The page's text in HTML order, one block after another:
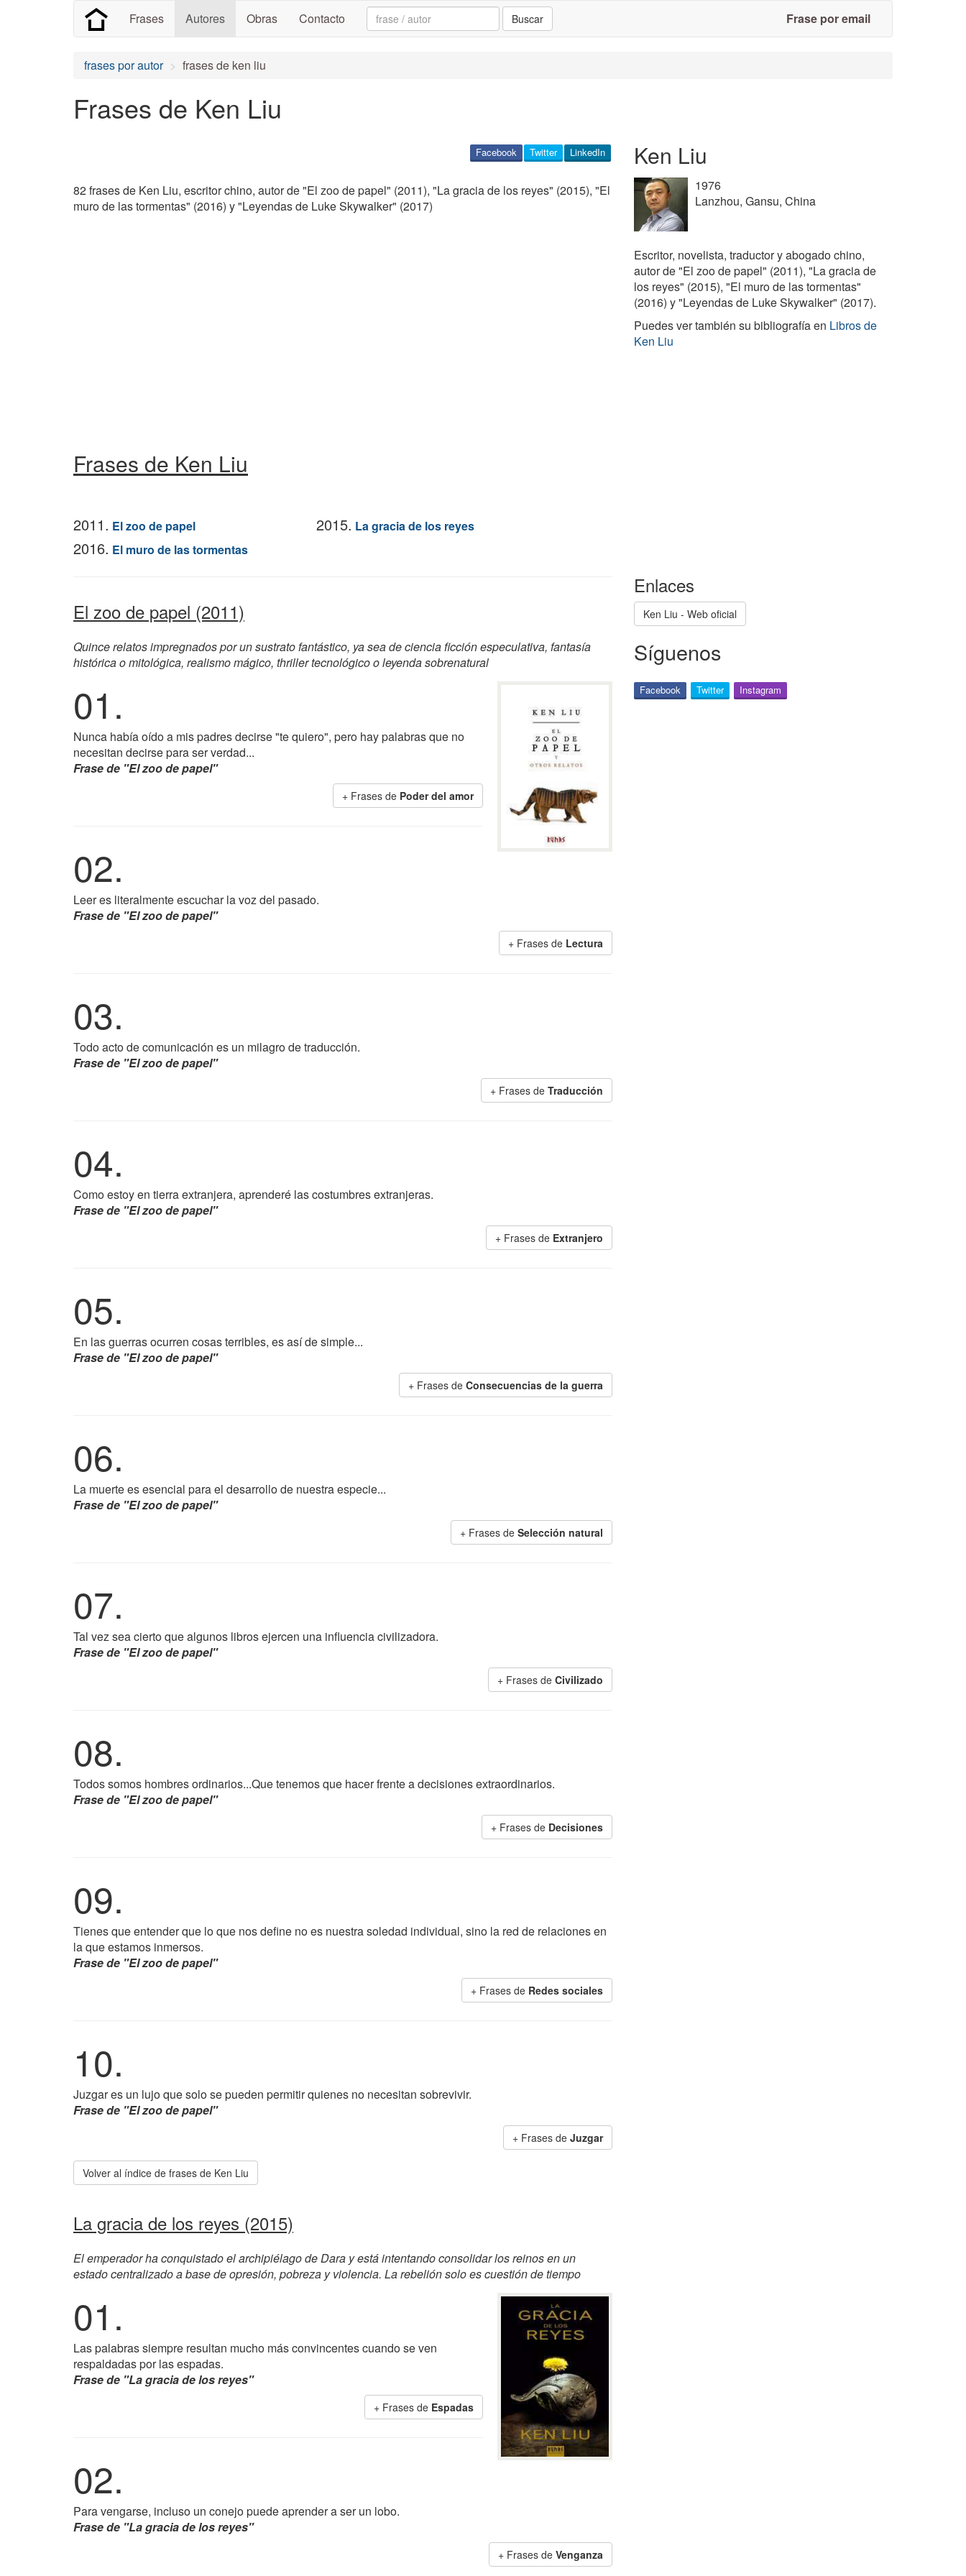
Frases Autores Obras Contacto Search: Buscar Frase por email
frases por autor frases de ken liu
Frases de Ken Liu
LinkedIn
Twitter
Facebook
82 frases de Ken Liu, escritor chino, autor de "El zoo de papel" (2011), "La gracia de los reyes" (2015), "El
muro de las tormentas" (2016) y "Leyendas de Luke Skywalker" (2017)
Frases de Ken Liu
2011. El zoo de papel 2015. La gracia de los reyes
2016. El muro de las tormentas
El zoo de papel (2011)
Quince relatos impregnados por un sustrato fantástico, ya sea de ciencia ficción especulativa, fantasía
histórica o mitológica, realismo mágico, thriller tecnológico o leyenda sobrenatural
01.
Nunca había oído a mis padres decirse "te quiero", pero hay palabras que no
necesitan decirse para ser verdad...
Frase de "El zoo de papel"
+ Frases de Poder del amor
02.
Leer es literalmente escuchar la voz del pasado.
Frase de "El zoo de papel"
+ Frases de Lectura
03.
Todo acto de comunicación es un milagro de traducción.
Frase de "El zoo de papel"
+ Frases de Traducción
04.
Como estoy en tierra extranjera, aprenderé las costumbres extranjeras.
Frase de "El zoo de papel"
+ Frases de Extranjero
05.
En las guerras ocurren cosas terribles, es así de simple...
Frase de "El zoo de papel"
+ Frases de Consecuencias de la guerra
06.
La muerte es esencial para el desarrollo de nuestra especie...
Frase de "El zoo de papel"
+ Frases de Selección natural
07.
Tal vez sea cierto que algunos libros ejercen una influencia civilizadora.
Frase de "El zoo de papel"
+ Frases de Civilizado
08.
Todos somos hombres ordinarios...Que tenemos que hacer frente a decisiones extraordinarios.
Frase de "El zoo de papel"
+ Frases de Decisiones
09.
Tienes que entender que lo que nos define no es nuestra soledad individual, sino la red de relaciones en
la que estamos inmersos.
Frase de "El zoo de papel"
+ Frases de Redes sociales
10.
Juzgar es un lujo que solo se pueden permitir quienes no necesitan sobrevivir.
Frase de "El zoo de papel"
+ Frases de Juzgar
Volver al índice de frases de Ken Liu
La gracia de los reyes (2015)
El emperador ha conquistado el archipiélago de Dara y está intentando consolidar los reinos en un
estado centralizado a base de opresión, pobreza y violencia. La rebelión solo es cuestión de tiempo
01.
Las palabras siempre resultan mucho más convincentes cuando se ven
respaldadas por las espadas.
Frase de "La gracia de los reyes"
+ Frases de Espadas
02.
Para vengarse, incluso un conejo puede aprender a ser un lobo.
Frase de "La gracia de los reyes"
+ Frases de Venganza
Ken Liu
1976
Lanzhou, Gansu, China
Escritor, novelista, traductor y abogado chino,
autor de "El zoo de papel" (2011), "La gracia de
los reyes" (2015), "El muro de las tormentas"
(2016) y "Leyendas de Luke Skywalker" (2017).
Puedes ver también su bibliografía en Libros de
Ken Liu
Enlaces
Ken Liu - Web oficial
Síguenos
Facebook Twitter Instagram